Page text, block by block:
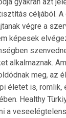
céljából.
végre a
képesek
alkalmaznak.
meg, az
életet is, romlik,
Healthy
a